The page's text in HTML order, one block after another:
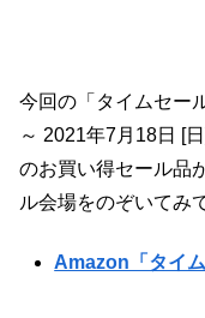
今回の「タイムセー
～ 2021年7月18日 [
のお買い得セール品
ル会場をのぞいてみ
Amazon「タイ